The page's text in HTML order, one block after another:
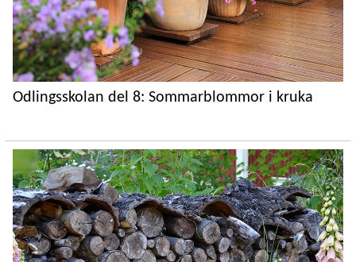
Odlingsskolan del 8: Sommarblommor i kruka